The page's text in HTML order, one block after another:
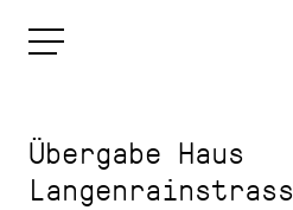
Übergabe Haus